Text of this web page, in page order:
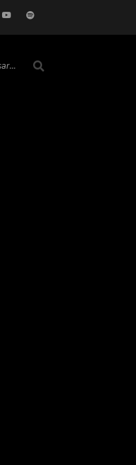
As controvérsias que marcam o cenário político e econômico nacional